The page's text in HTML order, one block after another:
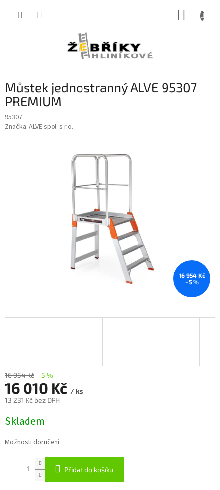
Můstek jednostranný ALVE 95307
PREMIUM
95307
Značka: ALVE spol. s r.o.
16 954 Kč
–5 %
16 954 Kč –5 %
16 010 Kč / ks
13 231 Kč bez DPH
cena:
Skladem
Možnosti doručení
Přidat do košíku